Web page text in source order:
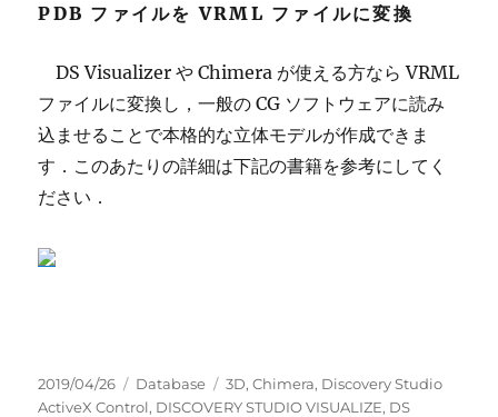
PDB ファイルを VRML ファイルに変換
DS Visualizer や Chimera が使える方なら VRML
ファイルに変換し，一般の CG ソフトウェアに読み
込ませることで本格的な立体モデルが作成できま
す．このあたりの詳細は下記の書籍を参考にしてく
ださい．
投
稿
2019/04/26
カ
テ
Database
タ
グ
3D,Chimera, Discovery Studio
ActiveX Control, DISCOVERY STUDIO VISUALIZE, DS